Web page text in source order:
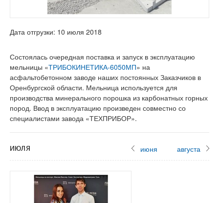
Дата отгрузки: 10 июля 2018
Состоялась очередная поставка и запуск в эксплуатацию
мельницы «ТРИБОКИНЕТИКА-6050МП» на
асфальтобетонном заводе наших постоянных Заказчиков в
Оренбургской области. Мельница используется для
производства минерального порошка из карбонатных горных
пород. Ввод в эксплуатацию произведен совместно со
специалистами завода «ТЕХПРИБОР».
июня августа
июля